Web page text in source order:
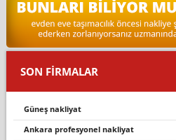
SON FİRMALAR
güneş nakliyat
ankara profesyonel nakliyat